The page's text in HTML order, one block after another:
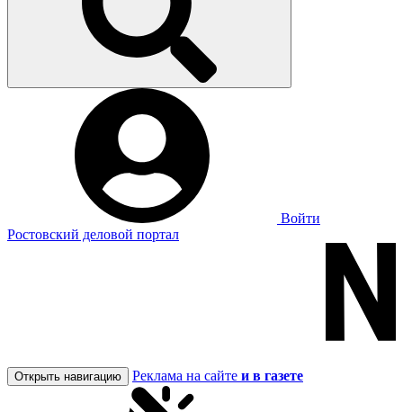
Войти
Ростовский деловой портал
Открыть навигацию Реклама на сайте и в газете